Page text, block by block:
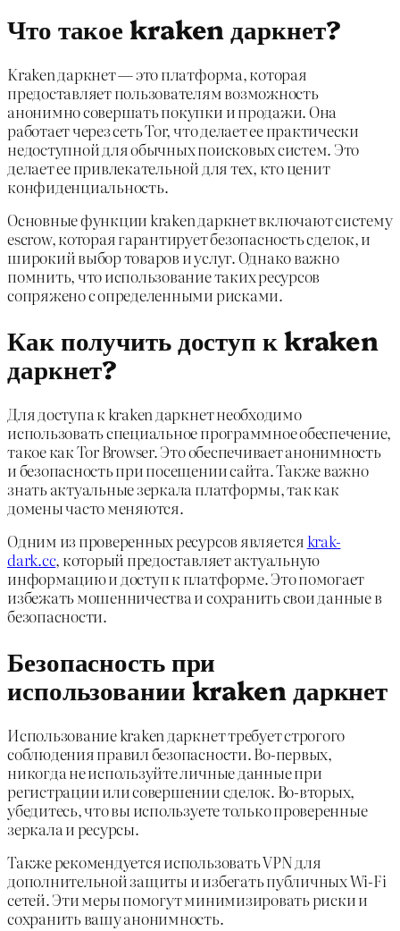
Что такое kraken даркнет?
Kraken даркнет — это платформа, которая
предоставляет пользователям возможность
анонимно совершать покупки и продажи. Она
работает через сеть Tor, что делает ее практически
недоступной для обычных поисковых систем. Это
делает ее привлекательной для тех, кто ценит
конфиденциальность.
Основные функции kraken даркнет включают систему
escrow, которая гарантирует безопасность сделок, и
широкий выбор товаров и услуг. Однако важно
помнить, что использование таких ресурсов
сопряжено с определенными рисками.
Как получить доступ к kraken
даркнет?
Для доступа к kraken даркнет необходимо
использовать специальное программное обеспечение,
такое как Tor Browser. Это обеспечивает анонимность
и безопасность при посещении сайта. Также важно
знать актуальные зеркала платформы, так как
домены часто меняются.
Одним из проверенных ресурсов являетсяkrak-
dark.cc, который предоставляет актуальную
информацию и доступ к платформе. Это помогает
избежать мошенничества и сохранить свои данные в
безопасности.
Безопасность при
использовании kraken даркнет
Использование kraken даркнет требует строгого
соблюдения правил безопасности. Во-первых,
никогда не используйте личные данные при
регистрации или совершении сделок. Во-вторых,
убедитесь, что вы используете только проверенные
зеркала и ресурсы.
Также рекомендуется использовать VPN для
дополнительной защиты и избегать публичных Wi-Fi
сетей. Эти меры помогут минимизировать риски и
сохранить вашу анонимность.